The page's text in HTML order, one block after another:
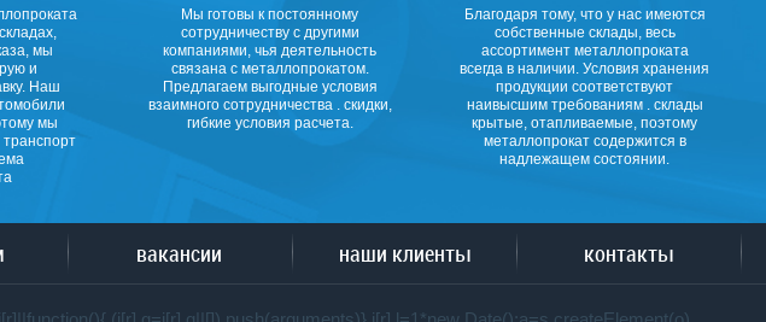
мы
и
Наш
мы
Мы готовы к постоянному
сотрудничеству с другими
компаниями, чья деятельность
связана с металлопрокатом.
Предлагаем выгодные условия
взаимного сотрудничества . скидки,
гибкие условия расчета.
Благодаря тому, что у нас имеются
собственные склады, весь
ассортимент металлопроката
всегда в наличии. Условия хранения
продукции соответствуют
наивысшим требованиям . склады
крытые, отапливаемые, поэтому
металлопрокат содержится в
надлежащем состоянии.
вакансии наши клиенты контакты